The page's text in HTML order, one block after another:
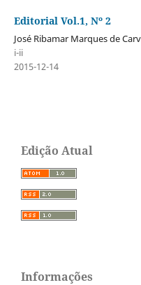
Editorial Vol.1, Nº 2
José Ribamar Marques de
i-ii
2015-12-14
Edição Atual
Informações